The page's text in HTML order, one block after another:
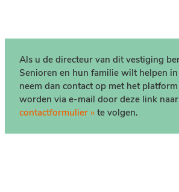
Als u de directeur van dit vestiging
Senioren en hun familie wilt helpen
neem dan contact op met het
worden via e-mail door deze link
contactformulier » te volgen.